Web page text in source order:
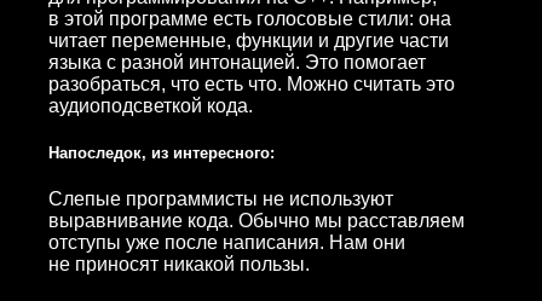
в этой программе есть голосовые стили: она
читает переменные, функции и другие части
языка с разной интонацией. Это помогает
разобраться, что есть что. Можно считать это
аудиоподсветкой кода.
Напоследок, из интересного:
Слепые программисты не используют
выравнивание кода. Обычно мы расставляем
отступы уже после написания. Нам они
не приносят никакой пользы.